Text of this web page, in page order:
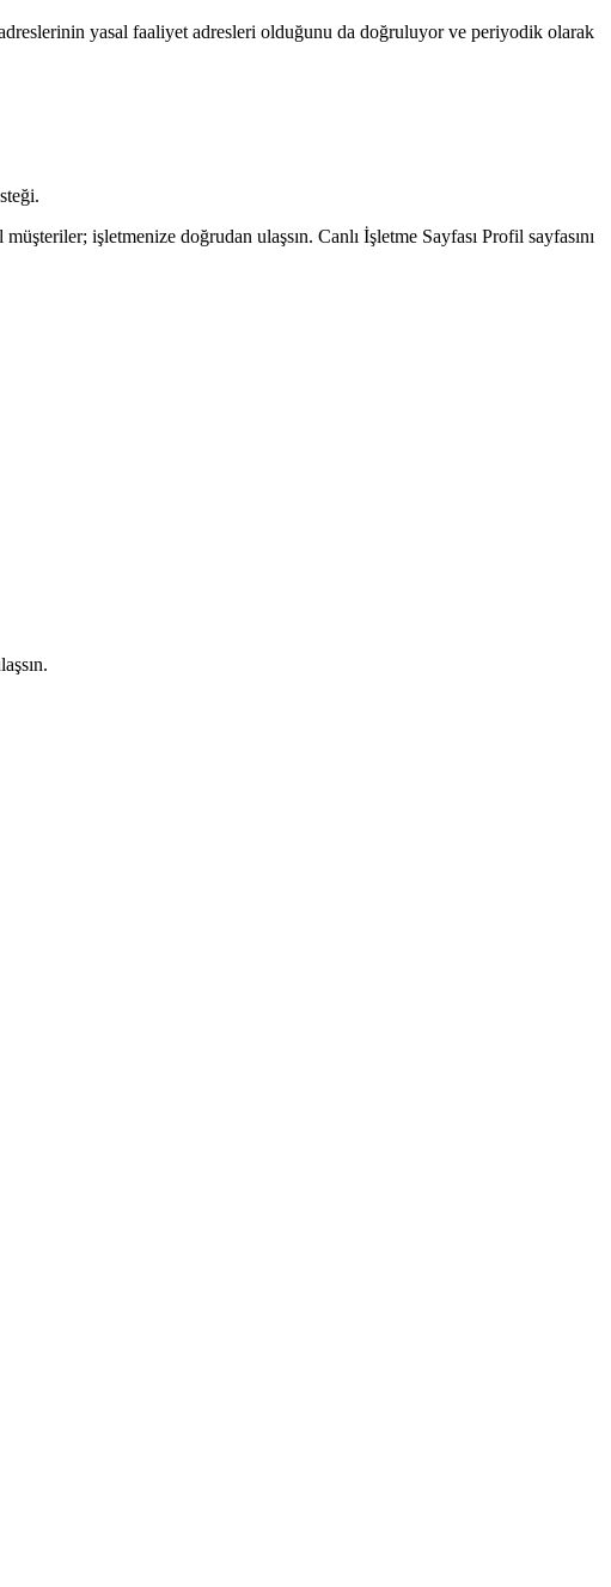
yasal faaliyet adresleri olduğunu da doğruluyor ve periyodik olarak
işletmenize doğrudan ulaşsın. Canlı İşletme Sayfası Profil sayfasını